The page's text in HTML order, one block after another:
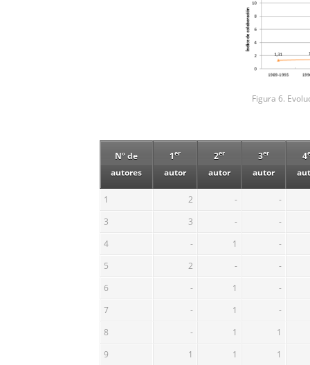
Figura 6.
Nº de
autores
1er
autor
2er
autor
3er
autor
4
1 2 -
-
3
3 -
-
4
- 1
-
5
2 -
-
6
- 1
-
7
- 1
-
8
- 1
1
9
1 1
1